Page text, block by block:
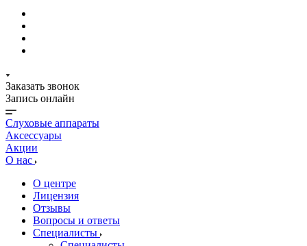
Заказать звонок
Запись онлайн
Слуховые аппараты
Аксессуары
Акции
О нас
О центре
Лицензия
Отзывы
Вопросы и ответы
Специалисты